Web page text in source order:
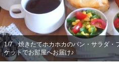
1/7 焼きたてホカホカのパン・サラダ・
ケットでお部屋へお届け♪